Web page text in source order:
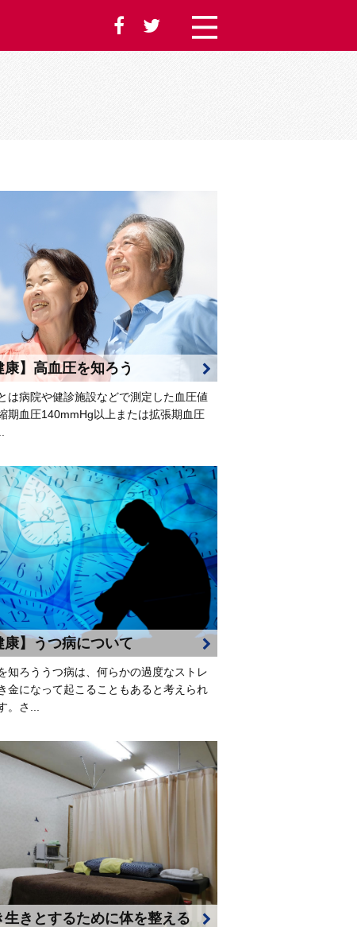
康】高血圧を知ろう
は病院や健診施設などで測定した血圧値
期血圧140mmHg以上または拡張期血圧
康】うつ病について
知ろううつ病は、何らかの過度なストレ
金になって起こることもあると考えられ
。さ...
生きとするために体を整える